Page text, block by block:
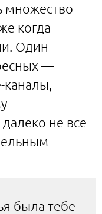
множество
когда
Один
—
не все
была тебе